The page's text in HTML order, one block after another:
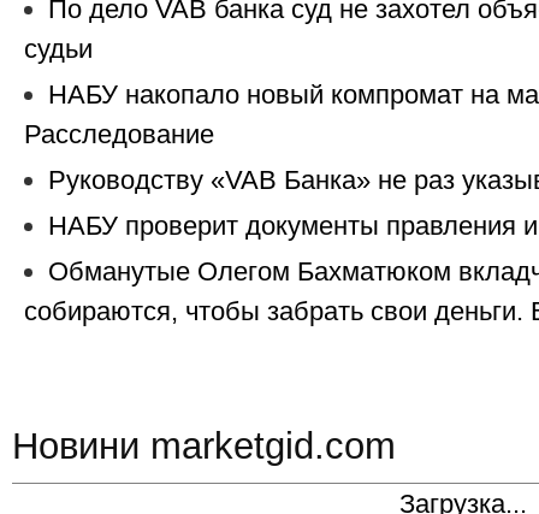
По дело VAB банка суд не захотел
судьи
НАБУ накопало новый компромат на
Расследование
Руководству «VAB Банка» не раз
НАБУ проверит документы правления
Обманутые Олегом Бахматюком
собираются, чтобы забрать свои деньги.
Новини marketgid.com
Загрузка...